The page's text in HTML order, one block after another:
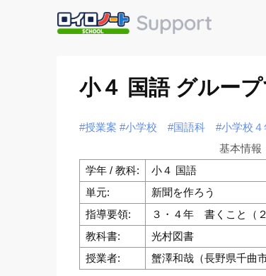
小４ 国語 グルー
#授業案 #小学校 #国語科 #小学校４
基本情報
学年 / 教科:
小４ 国語
単元:
新聞を作ろう
指導要領:
３・４年 書くこと（
教科書:
光村図書
授業者:
蟹澤和哉（長野県千曲